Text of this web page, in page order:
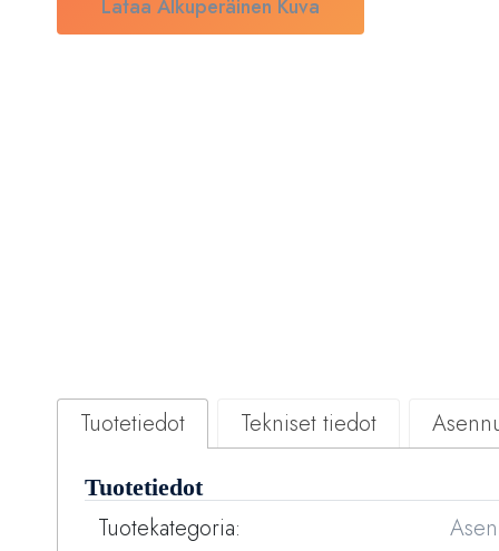
Lataa Alkuperäinen Kuva
Tuotetiedot Tekniset tiedot
Tuotetiedot
Tuotekategoria: